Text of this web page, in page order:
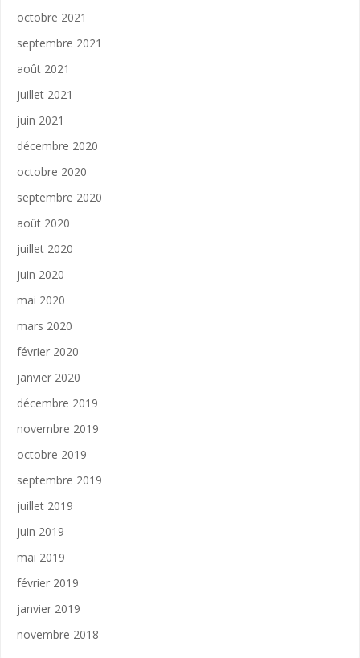
octobre 2021
septembre 2021
août 2021
juillet 2021
juin 2021
décembre 2020
octobre 2020
septembre 2020
août 2020
juillet 2020
juin 2020
mai 2020
mars 2020
février 2020
janvier 2020
décembre 2019
novembre 2019
octobre 2019
septembre 2019
juillet 2019
juin 2019
mai 2019
février 2019
janvier 2019
novembre 2018